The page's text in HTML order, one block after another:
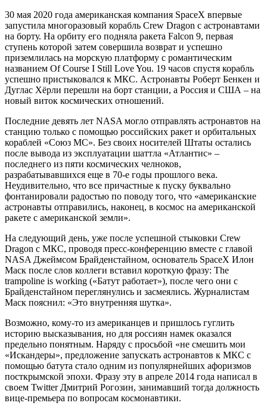
30 мая 2020 года американская компания SpaceX впервые
запустила многоразовый корабль Crew Dragon с астронавтами
на борту. На орбиту его подняла ракета Falcon 9, первая
ступень которой затем совершила возврат и успешно
приземлилась на морскую платформу с романтическим
названием Of Course I Still Love You. 19 часов спустя корабль
успешно пристыковался к МКС. Астронавты Роберт Бенкен и
Дуглас Хёрли перешли на борт станции, а Россия и США – на
новый виток космических отношений.
Последние девять лет NASA могло отправлять астронавтов на
станцию только с помощью российских ракет и орбитальных
кораблей «Союз МС». Без своих носителей Штаты остались
после вывода из эксплуатации шаттла «Атлантис» –
последнего из пяти космических челноков,
разрабатывавшихся еще в 70-е годы прошлого века.
Неудивительно, что все причастные к пуску буквально
фонтанировали радостью по поводу того, что «американские
астронавты отправились, наконец, в космос на американской
ракете с американской земли».
На следующий день, уже после успешной стыковки Crew
Dragon с МКС, проводя пресс-конференцию вместе с главой
NASA Джеймсом Брайденстайном, основатель SpaceX Илон
Маск после слов коллеги вставил короткую фразу: The
trampoline is working («Батут работает»), после чего они с
Брайденстайном переглянулись и засмеялись. Журналистам
Маск пояснил: «Это внутренняя шутка».
Возможно, кому-то из американцев и пришлось гуглить
историю высказывания, но для россиян намек оказался
предельно понятным. Наряду с просьбой «не смешить мои
«Искандеры», предложение запускать астронавтов к МКС с
помощью батута стало одним из популярнейших афоризмов
посткрымской эпохи. Фразу эту в апреле 2014 года написал в
своем Twitter Дмитрий Рогозин, занимавший тогда должность
вице-премьера по вопросам космонавтики.